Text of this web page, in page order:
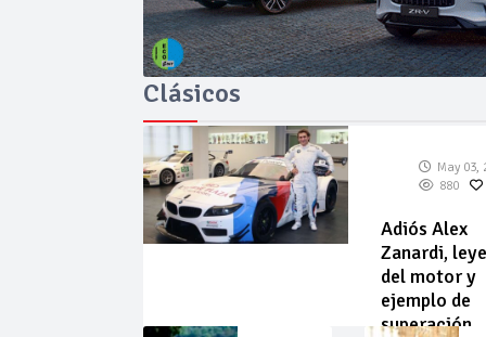
Clásicos
May 03,
880
Adiós Alex
Zanardi,
del motor y
ejemplo de
superación